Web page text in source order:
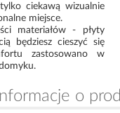
ciekawą wizualnie
miejsce.
materiałów - płyty
będziesz cieszyć się
zastosowano w
Informacje o